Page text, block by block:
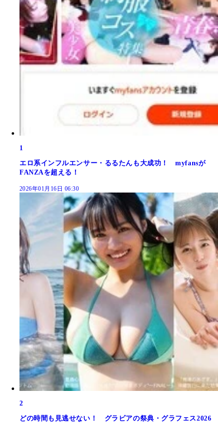
1
エロ系インフルエンサー・るるたんも大成功！ myfansが
FANZAを超える！
2026年01月16日 06:30
2
どの時間も見逃せない！ グラビアの祭典・グラフェス2026